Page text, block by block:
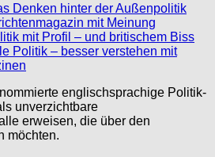
Denken hinter der Außenpolitik
mit Meinung
mit Profil – und britischem Biss
Politik – besser verstehen mit
englischsprachige Politik-
unverzichtbare
erweisen, die über den
möchten.